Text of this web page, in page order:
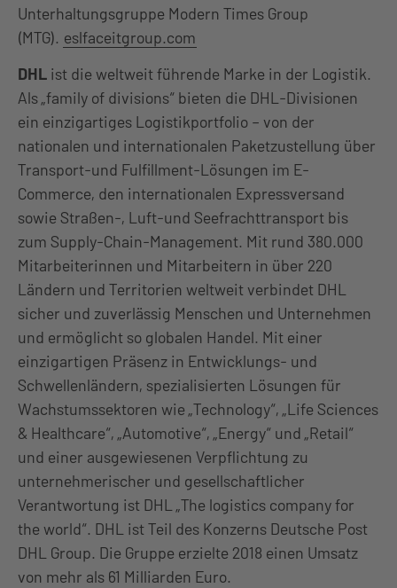
Unterhaltungsgruppe Modern Times Group
(MTG). eslfaceitgroup.com
DHL ist die weltweit führende Marke in der Logistik.
Als „family of divisions“ bieten die DHL-Divisionen
ein einzigartiges Logistikportfolio – von der
nationalen und internationalen Paketzustellung über
Transport-und Fulfillment-Lösungen im E-
Commerce, den internationalen Expressversand
sowie Straßen-, Luft-und Seefrachttransport bis
zum Supply-Chain-Management. Mit rund 380.000
Mitarbeiterinnen und Mitarbeitern in über 220
Ländern und Territorien weltweit verbindet DHL
sicher und zuverlässig Menschen und Unternehmen
und ermöglicht so globalen Handel. Mit einer
einzigartigen Präsenz in Entwicklungs- und
Schwellenländern, spezialisierten Lösungen für
Wachstumssektoren wie „Technology“, „Life Sciences
& Healthcare“, „Automotive“, „Energy“ und „Retail“
und einer ausgewiesenen Verpflichtung zu
unternehmerischer und gesellschaftlicher
Verantwortung ist DHL „The logistics company for
the world“. DHL ist Teil des Konzerns Deutsche Post
DHL Group. Die Gruppe erzielte 2018 einen Umsatz
von mehr als 61 Milliarden Euro.